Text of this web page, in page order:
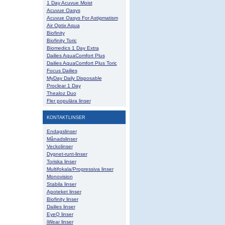
1 Day Acuvue Moist
Acuvue Oasys
Acuvue Oasys For Astigmatism
Air Optix Aqua
Biofinity
Biofinity Toric
Biomedics 1 Day Extra
Dailies AquaComfort Plus
Dailies AquaComfort Plus Toric
Focus Dailies
MyDay Daily Disposable
Proclear 1 Day
Thealoz Duo
Fler populära linser
KONTAKTLINSER
Endagslinser
Månadslinser
Veckolinser
Dygnet-runt-linser
Toriska linser
Multifokala/Progressiva linser
Monovision
Stabila linser
Apoteket linser
Biofinity linser
Dailies linser
EyeQ linser
iWear linser